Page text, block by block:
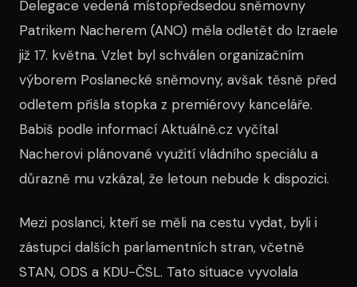
Delegace vedená místopředsedou sněmovny
Patrikem Nacherem (ANO) měla odletět do Izraele
již 17. května. Vzlet byl schválen organizačním
výborem Poslanecké sněmovny, avšak těsně před
odletem přišla stopka z premiérovy kanceláře.
Babiš podle informací Aktuálně.cz vyčítal
Nacherovi plánované využití vládního speciálu a
důrazně mu vzkázal, že letoun nebude k dispozici.
Mezi poslanci, kteří se měli na cestu vydat, byli i
zástupci dalších parlamentních stran, včetně
STAN, ODS a KDU-ČSL. Tato situace vyvolala